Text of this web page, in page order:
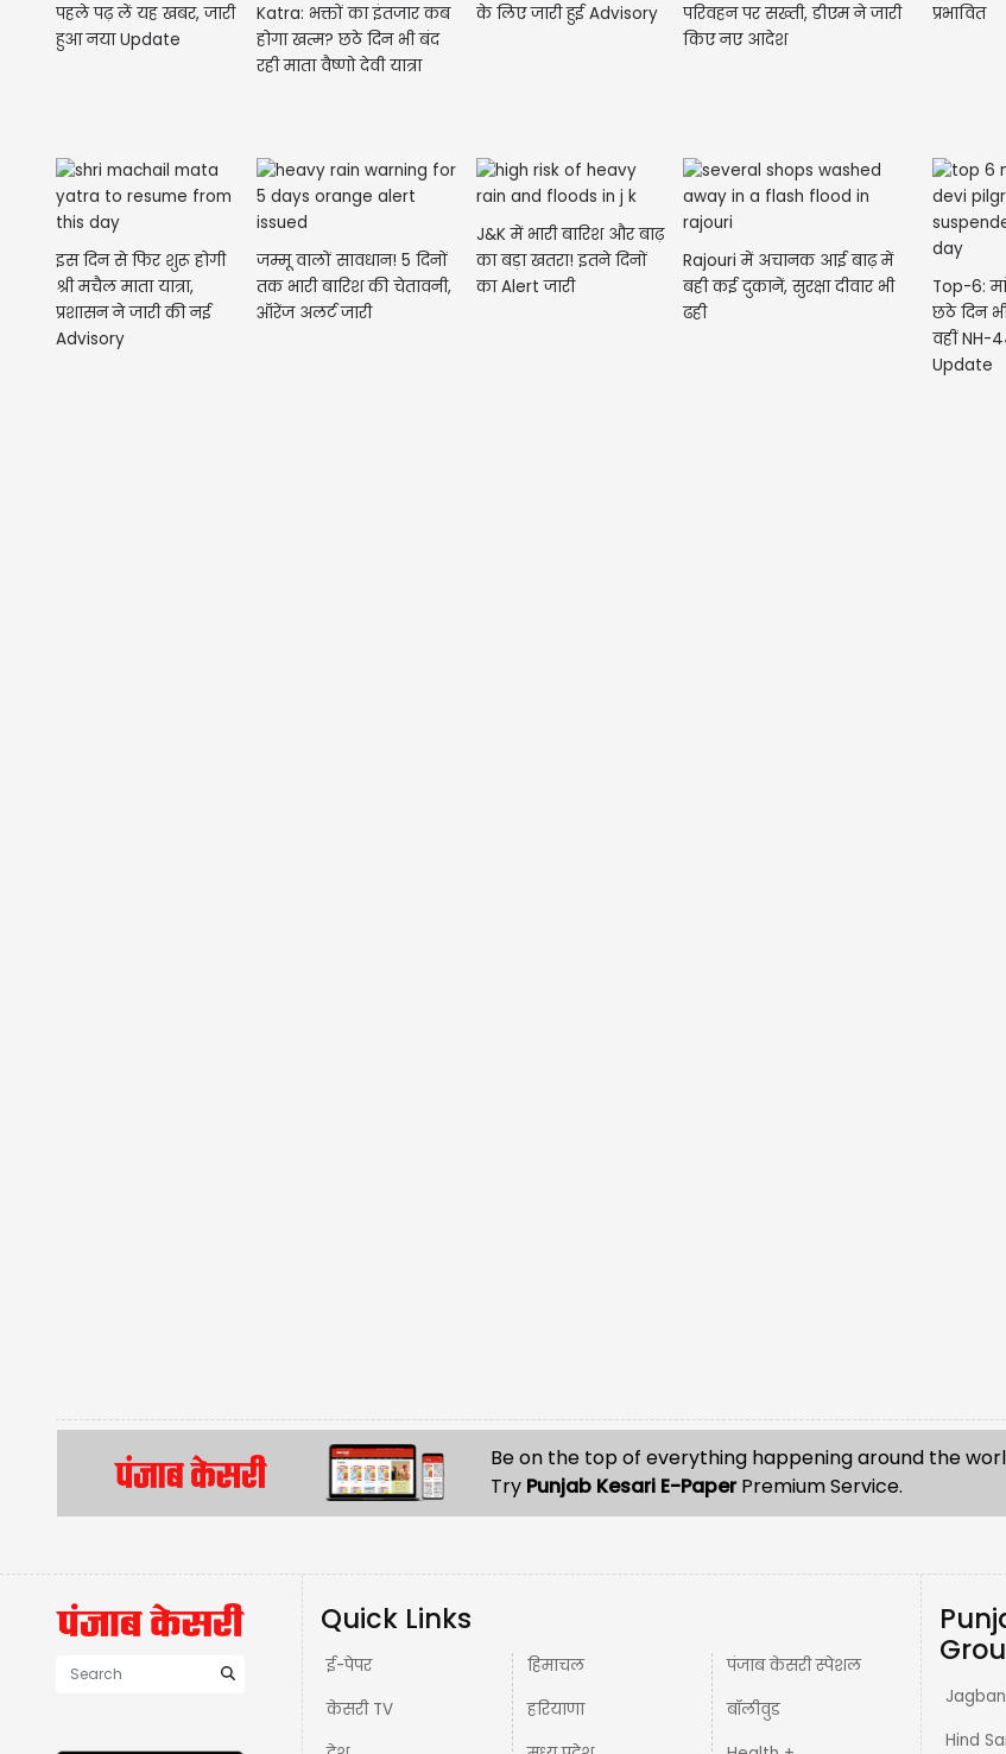
पहले पढ़ लें यह खबर, जारी
हुआ नया Update
Katra: भक्तों का इंतजार कब
होगा खत्म? छठे दिन भी बंद
रही माता वैष्णो देवी यात्रा
के लिए जारी हुई Advisory
परिवहन पर सख्ती, डीएम ने जारी
किए नए आदेश
प्रभावित
इस दिन से फिर शुरू होगी
श्री मचैल माता यात्रा,
प्रशासन ने जारी की नई
Advisory
जम्मू वालों सावधान! 5 दिनों
तक भारी बारिश की चेतावनी,
ऑरेंज अलर्ट जारी
J&K में भारी बारिश और बाढ़
का बड़ा खतरा! इतने दिनों
का Alert जारी
Rajouri में अचानक आई बाढ़ में
बही कई दुकानें, सुरक्षा दीवार भी
ढही
Top-6: मां
छठे दिन
वहीं NH-
Update
Be on the top of everything happening around the
Quick Links
ई-पेपर
हिमाचल
पंजाब केसरी स्पेशल
Jagbani